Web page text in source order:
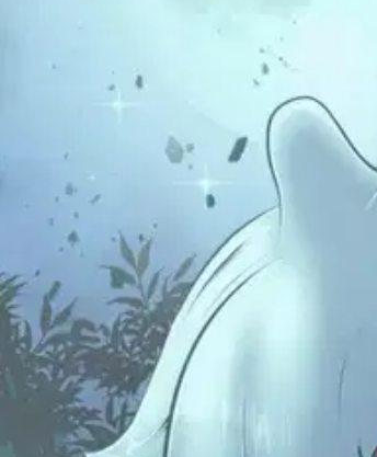
Valitse toimitustapa
Nouto myymälästä
Toimitus
Kotiin tai noutopisteeseen
Ilmainen toimitus yli 100 €:n
Etu ei koske Suuri‑lisäpalvelulla toimitettavia tuotteita.
Tarkista myymäläsaatavuus
Ei saatavilla